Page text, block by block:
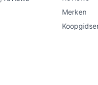
Merken